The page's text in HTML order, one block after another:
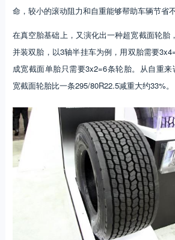
命，较小的滚动阻力和自重能够帮助车辆节省
在真空胎基础上，又演化出一种超宽截面轮胎
并装双胎，以3轴半挂车为例，用双胎需要
成宽截面单胎只需要3x2=6条轮胎。从自重来
宽截面轮胎比一条295/80R22.5减重大约33%。